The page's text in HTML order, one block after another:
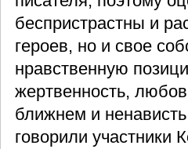
беспристрастны и
героев, но и свое
нравственную
жертвенность,
ближнем и
говорили